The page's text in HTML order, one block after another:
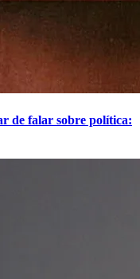
de falar sobre política: